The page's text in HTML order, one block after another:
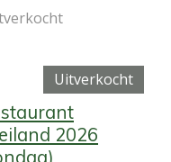
Uitverkocht
2026